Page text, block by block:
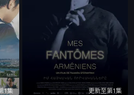
1集 更新至第1集